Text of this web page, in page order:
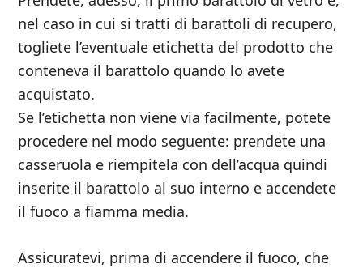
nel caso in cui si tratti di barattoli di recupero,
togliete l’eventuale etichetta del prodotto che
conteneva il barattolo quando lo avete
acquistato.
Se l’etichetta non viene via facilmente, potete
procedere nel modo seguente: prendete una
casseruola e riempitela con dell’acqua quindi
inserite il barattolo al suo interno e accendete
il fuoco a fiamma media.
Assicuratevi, prima di accendere il fuoco, che